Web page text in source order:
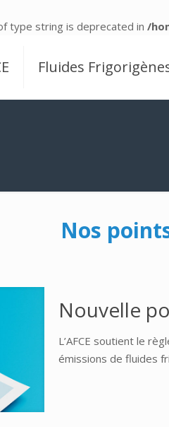
type string is deprecated in /
Fluides
Nos
Nouvelle
L’AFCE soutient le
émissions de fluides